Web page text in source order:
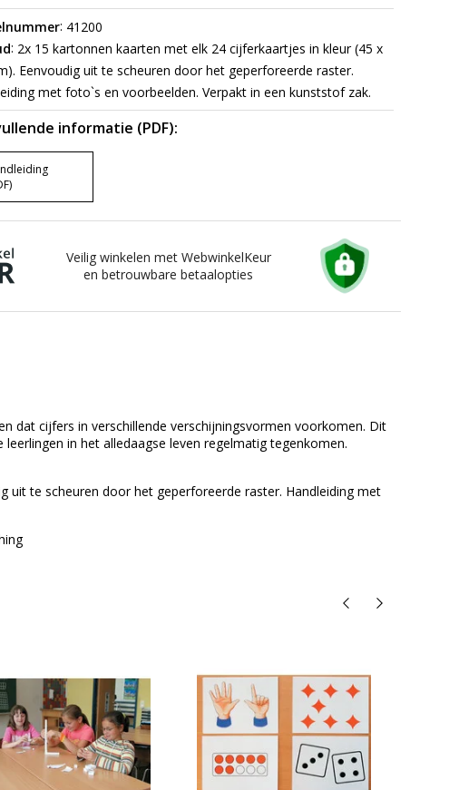
: 41200
: 2x 15 kartonnen kaarten met elk 24 cijferkaartjes in kleur (45 x
Eenvoudig uit te scheuren door het geperforeerde raster.
met foto`s en voorbeelden. Verpakt in een kunststof zak.
informatie (PDF):
Veilig winkelen met WebwinkelKeur
en betrouwbare betaalopties
dat cijfers in verschillende verschijningsvormen voorkomen. Dit
in het alledaagse leven regelmatig tegenkomen.
uit te scheuren door het geperforeerde raster. Handleiding met